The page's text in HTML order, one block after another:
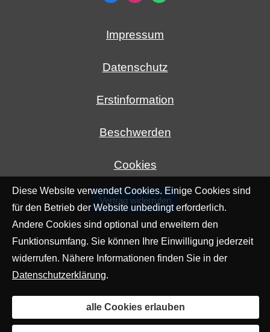
Impressum
Datenschutz
Erstinformation
Beschwerden
Cookies
Vertrag widerrufen
Diese Website verwendet Cookies. Einige Cookies sind
für den Betrieb der Website unbedingt erforderlich.
Andere Cookies sind optional und erweitern den
Funktionsumfang. Sie können Ihre Einwilligung jederzeit
widerrufen. Nähere Informationen finden Sie in der
Datenschutzerklärung.
alle Cookies erlauben